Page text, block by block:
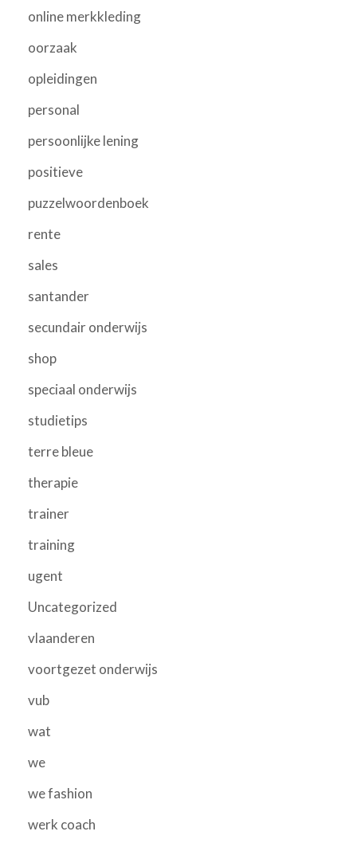
online merkkleding
oorzaak
opleidingen
personal
persoonlijke lening
positieve
puzzelwoordenboek
rente
sales
santander
secundair onderwijs
shop
speciaal onderwijs
studietips
terre bleue
therapie
trainer
training
ugent
Uncategorized
vlaanderen
voortgezet onderwijs
vub
wat
we
we fashion
werk coach